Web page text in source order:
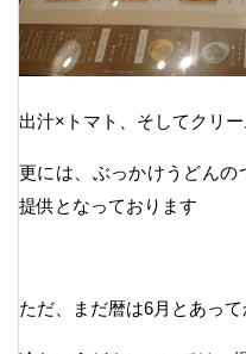
出汁×トマト、そしてクリ
更には、ぶっかけうどん
提供となっております
ただ、まだ暦は6月とあって